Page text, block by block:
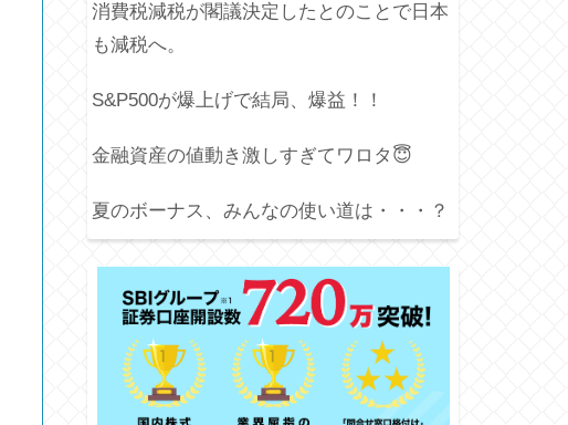
消費税減税が閣議決定したとのことで日本
も減税へ。
S&P500が爆上げで結局、爆益！！
金融資産の値動き激しすぎてワロタ😇
夏のボーナス、みんなの使い道は・・・？